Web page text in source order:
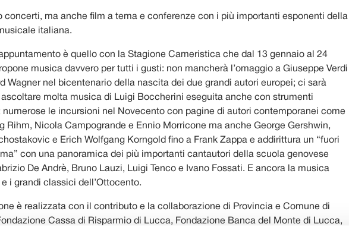
concerti, ma anche film a tema e conferenze con i più importanti esponenti della
italiana.
appuntamento è quello con la Stagione Cameristica che dal 13 gennaio al 24
musica davvero per tutti i gusti: non mancherà l’omaggio a Giuseppe Verdi
Wagner nel bicentenario della nascita dei due grandi autori europei; ci sarà
ascoltare molta musica di Luigi Boccherini eseguita anche con strumenti
numerose le incursioni nel Novecento con pagine di autori contemporanei come
Rihm, Nicola Campogrande e Ennio Morricone ma anche George Gershwin,
e Erich Wolfgang Korngold fino a Frank Zappa e addirittura un “fuori
con una panoramica dei più importanti cantautori della scuola genovese
De Andrè, Bruno Lauzi, Luigi Tenco e Ivano Fossati. E ancora la musica
i grandi classici dell’Ottocento.
è realizzata con il contributo e la collaborazione di Provincia e Comune di
Cassa di Risparmio di Lucca, Fondazione Banca del Monte di Lucca,